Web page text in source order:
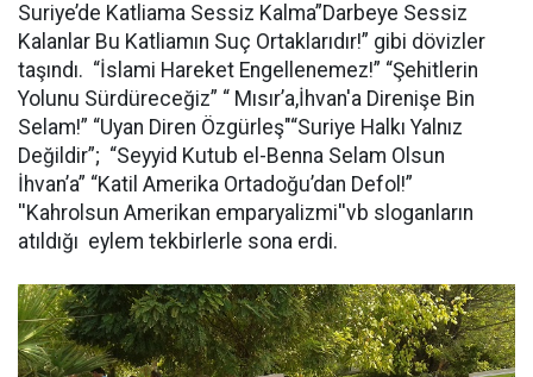
Suriye’de Katliama Sessiz Kalma”Darbeye Sessiz
Kalanlar Bu Katliamın Suç Ortaklarıdır!” gibi dövizler
taşındı. “İslami Hareket Engellenemez!” “Şehitlerin
Yolunu Sürdüreceğiz” “ Mısır’a,İhvan'a Direnişe Bin
Selam!” “Uyan Diren Özgürleş"“Suriye Halkı Yalnız
Değildir”; “Seyyid Kutub el-Benna Selam Olsun
İhvan’a” “Katil Amerika Ortadoğu’dan Defol!”
''Kahrolsun Amerikan emparyalizmi''vb sloganların
atıldığı eylem tekbirlerle sona erdi.